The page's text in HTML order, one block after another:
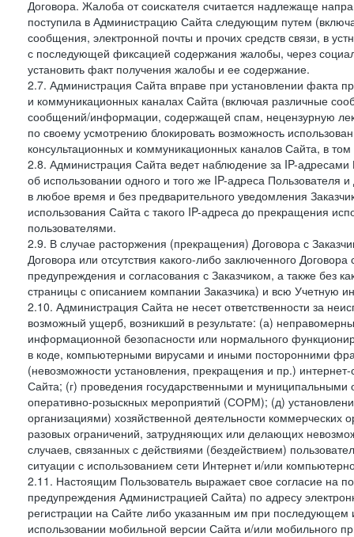
Договора. Жалоба от соискателя считается надлежаще
поступила в Администрацию Сайта следующим путем
сообщения, электронной почты и прочих средств связи, в
с последующей фиксацией содержания жалобы, через
установить факт получения жалобы и ее содержание.
2.7. Администрация Сайта вправе при установлении факта
и коммуникационных каналах Сайта (включая различные
сообщений/информации, содержащей спам, нецензурную
по своему усмотрению блокировать возможность
консультационных и коммуникационных каналов Сайта, в
2.8. Администрация Сайта ведет наблюдение за IP-
об использовании одного и того же IP-адреса Пользователя
в любое время и без предварительного уведомления
использования Сайта с такого IP-адреса до прекращения
пользователями.
2.9. В случае расторжения (прекращения) Договора с
Договора или отсутствия какого-либо заключенного
предупреждения и согласования с Заказчиком, а также без
страницы с описанием компании Заказчика) и всю Учетную
2.10. Администрация Сайта не несет ответственности за
возможный ущерб, возникший в результате: (а)
информационной безопасности или нормального
в коде, компьютерными вирусами и иными посторонними
(невозможности установления, прекращения и пр.)
Сайта; (г) проведения государственными и
оперативно-розыскных мероприятий (СОРМ); (д)
организациями) хозяйственной деятельности коммерческих
разовых ограничений, затрудняющих или делающих
случаев, связанных с действиями (бездействием)
ситуации с использованием сети Интернет и/или
2.11. Настоящим Пользователь выражает свое согласие на
предупреждения Администрацией Сайта) по адресу
регистрации на Сайте либо указанным им при
использовании мобильной версии Сайта и/или мобильного